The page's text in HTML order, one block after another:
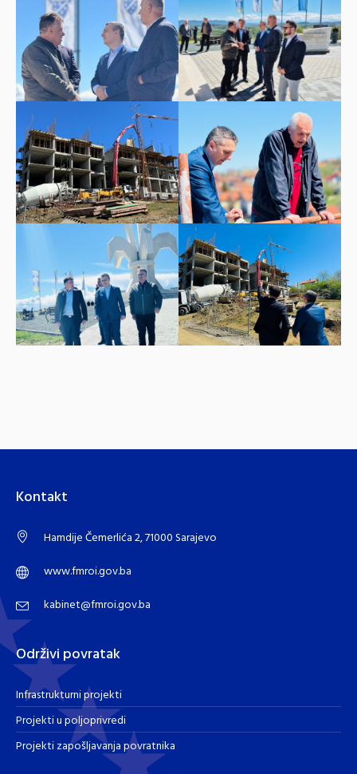
Kontakt
Hamdije Čemerlića 2, 71000 Sarajevo
www.fmroi.gov.ba
kabinet@fmroi.gov.ba
Održivi povratak
Infrastrukturni projekti
Projekti u poljoprivredi
Projekti zapošljavanja povratnika